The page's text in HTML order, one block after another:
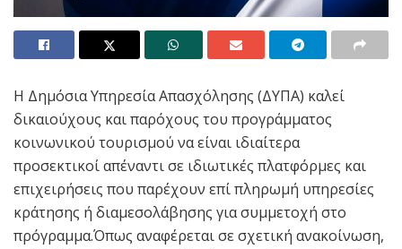
Η Δημόσια Υπηρεσία Απασχόλησης (ΔΥΠΑ) καλεί
δικαιούχους και παρόχους του προγράμματος
κοινωνικού τουρισμού να είναι ιδιαίτερα
προσεκτικοί απέναντι σε ιδιωτικές πλατφόρμες και
επιχειρήσεις που παρέχουν επί πληρωμή υπηρεσίες
κράτησης ή διαμεσολάβησης για συμμετοχή στο
πρόγραμμα.Όπως αναφέρεται σε σχετική ανακοίνωση,